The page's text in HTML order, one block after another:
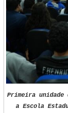
Primeira
a Escola